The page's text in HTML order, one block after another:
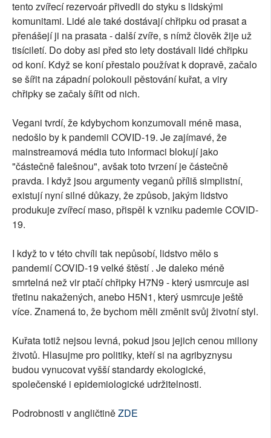
tento zvířecí rezervoár přivedli do styku s lidskými
komunitami. Lidé ale také dostávají chřipku od prasat a
přenášejí ji na prasata - další zvíře, s nímž člověk žije už
tisíciletí. Do doby asi před sto lety dostávali lidé chřipku
od koní. Když se koní přestalo používat k dopravě, začalo
se šířit na západní polokouli pěstování kuřat, a viry
chřipky se začaly šířit od nich.
Vegani tvrdí, že kdybychom konzumovali méně masa,
nedošlo by k pandemii COVID-19. Je zajímavé, že
mainstreamová média tuto informaci blokují jako
"částečně falešnou", avšak toto tvrzení je částečně
pravda. I když jsou argumenty veganů příliš simplistní,
existují nyní silné důkazy, že způsob, jakým lidstvo
produkuje zvířecí maso, přispěl k vzniku pademie COVID-
19.
I když to v této chvíli tak nepůsobí, lidstvo mělo s
pandemií COVID-19 velké štěstí . Je daleko méně
smrtelná než vir ptačí chřipky H7N9 - který usmrcuje asi
třetinu nakažených, anebo H5N1, který usmrcuje ještě
více. Znamená to, že bychom měli změnit svůj životní styl.
Kuřata totiž nejsou levná, pokud jsou jejich cenou miliony
životů. Hlasujme pro politiky, kteří si na agribyznysu
budou vynucovat vyšší standardy ekologické,
společenské i epidemiologické udržitelnosti.
Podrobnosti v angličtiněZDE